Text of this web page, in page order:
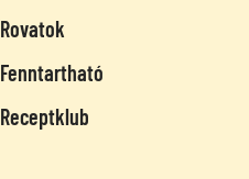
Rovatok
Fenntartható
Receptklub